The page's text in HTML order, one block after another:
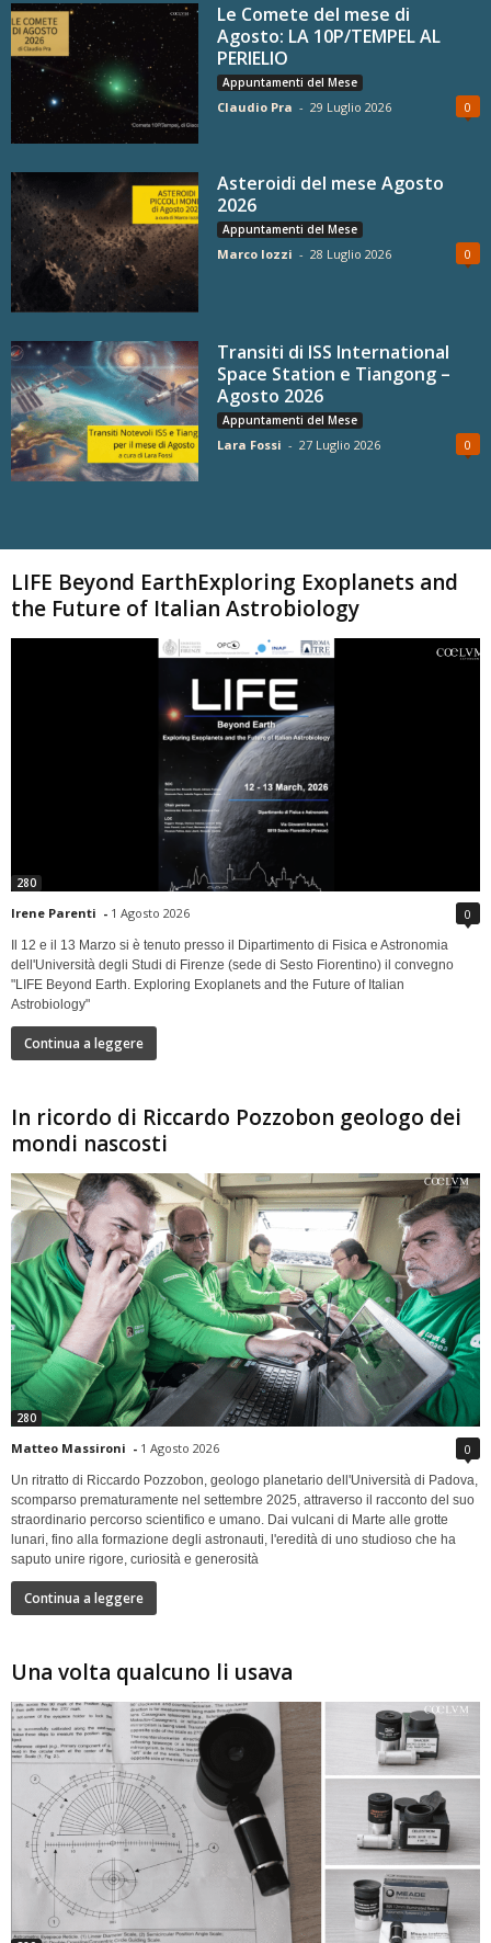
Le Comete del mese di
Agosto: LA 10P/TEMPEL AL
PERIELIO
Appuntamenti del Mese
Claudio Pra - 29 Luglio 2026 0
Asteroidi del mese Agosto
2026
Appuntamenti del Mese
Marco Iozzi - 28 Luglio 2026 0
Transiti di ISS International
Space Station e Tiangong –
Agosto 2026
Appuntamenti del Mese
Lara Fossi - 27 Luglio 2026 0
LIFE Beyond EarthExploring Exoplanets and
the Future of Italian Astrobiology
280
Irene Parenti - 1 Agosto 2026 0
Il 12 e il 13 Marzo si è tenuto presso il Dipartimento di Fisica e Astronomia
dell'Università degli Studi di Firenze (sede di Sesto Fiorentino) il convegno
"LIFE Beyond Earth. Exploring Exoplanets and the Future of Italian
Astrobiology"
Continua a leggere
In ricordo di Riccardo Pozzobon geologo dei
mondi nascosti
280
Matteo Massironi - 1 Agosto 2026 0
Un ritratto di Riccardo Pozzobon, geologo planetario dell'Università di Padova,
scomparso prematuramente nel settembre 2025, attraverso il racconto del suo
straordinario percorso scientifico e umano. Dai vulcani di Marte alle grotte
lunari, fino alla formazione degli astronauti, l'eredità di uno studioso che ha
saputo unire rigore, curiosità e generosità
Continua a leggere
Una volta qualcuno li usava